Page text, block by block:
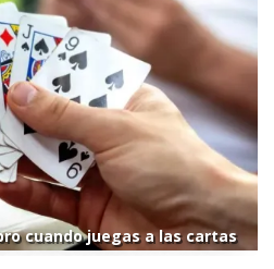
cuando juegas a las cartas